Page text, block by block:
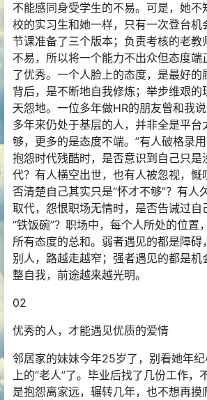
不能感同身受学生的不易。可是，她不
校的实习生和她一样，只有一次登台机
节课准备了三个版本；负责考核的老教
不易，所以将一个能力不出众但态度端
了优秀。一个人脸上的态度，是最好的
背后，是不断地自我修炼；举步维艰的
天怨地。一位多年做HR的朋友曾和我
多年来仍处于基层的人，并非全是平台
够，更多的是态度不端。”有人破格录用
抱怨时代残酷时，是否意识到自己只是
代？有人横空出世，也有人被忽视，慨
否清楚自己其实只是“怀才不够”？有人
取代，怨恨职场无情时，是否告诫过自
“铁饭碗”？职场中，每个人所处的位置
所有态度的总和。弱者遇见的都是障碍
别人，路越走越窄；强者遇见的都是机
整自我，前途越来越光明。
02
优秀的人，才能遇见优质的爱情
邻居家的妹妹今年25岁了，别看她年
上的“老人”了。毕业后找了几份工作，
是抱怨离家远，辗转几年，也不想再摸